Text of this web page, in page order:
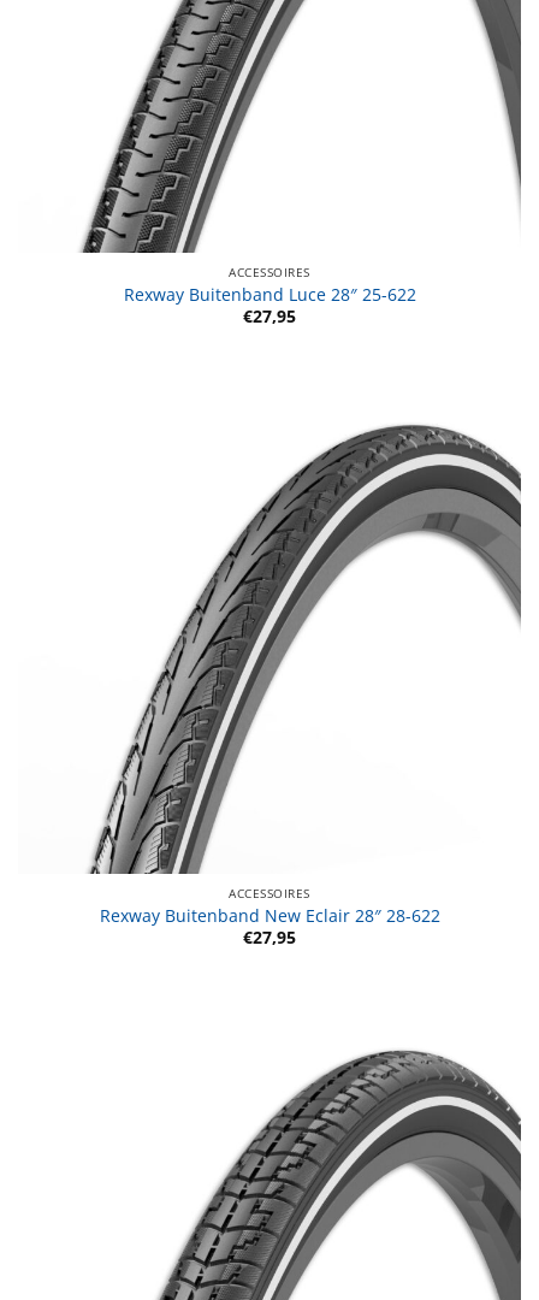
ACCESSOIRES
Rexway Buitenband Luce 28″ 25-622
€27,95
ACCESSOIRES
Rexway Buitenband New Eclair 28″ 28-622
€27,95